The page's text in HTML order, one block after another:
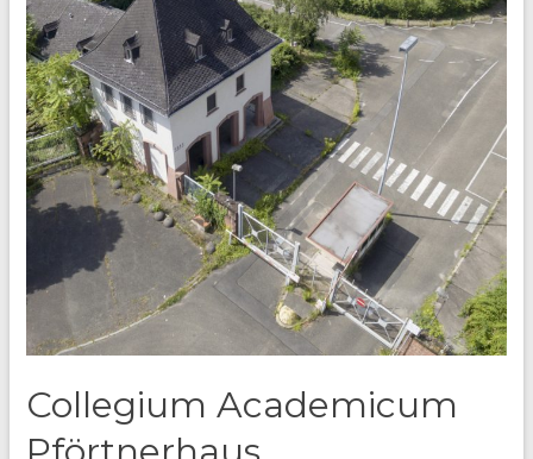
Collegium Academicum